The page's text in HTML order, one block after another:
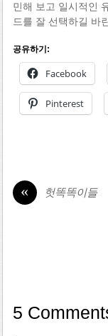
민해 보고 일시적인
드를 잘 선택하길 바
공유하기:
Facebook
Pinterest
« 헛똑똑이들
5